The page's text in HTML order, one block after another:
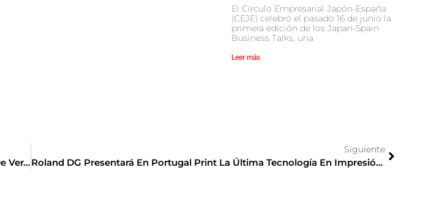
El Círculo Empresarial Japón-España
(CEJE) celebró el pasado 16 de junio la
primera edición de los Japan-Spain
Business Talks, una
Leer más
Cacao Sampaka Se Inspira En El Mojito Para Crear Su Nueva Tableta De Verano
Siguiente
Roland DG Presentará En Portugal Print La Última Tecnología En Impresión Digital